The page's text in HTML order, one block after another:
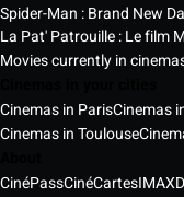
Spider-Man : Brand New
La Pat' Patrouille : Le film
Movies currently in
Cinemas in ParisCinemas
Cinemas in Toulouse
CinéPassCinéCartesIMAX